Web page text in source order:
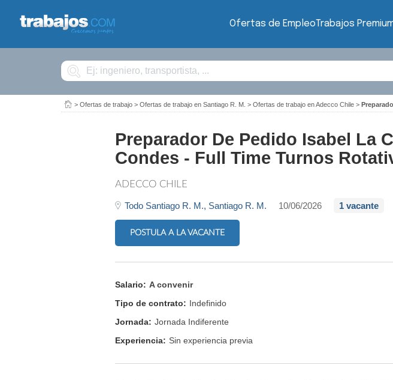
Ofertas de EmpleoTrabajos
Buscar
> Ofertas de trabajo > Ofertas de trabajo en Santiago R. M. > Ofertas de trabajo en Adecco Chile >
Preparador De Pedido Isabel La
Condes - Full Time Turnos
ADECCO CHILE
Todo Santiago R. M., Santiago R. M. 10/06/2026 1 vacante
POSTULA A LA VACANTE
Salario: A convenir
Tipo de contrato: Indefinido
Jornada: Jornada Indiferente
Experiencia: Sin experiencia previa